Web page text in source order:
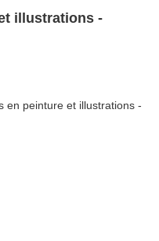
illustrations -